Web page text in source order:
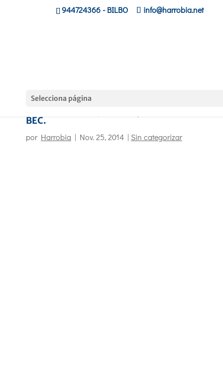
944724366- BILBO info@harrobia.net
Selecciona página
BEC.
por Harrobia | Nov. 25, 2014 | Sin categorizar